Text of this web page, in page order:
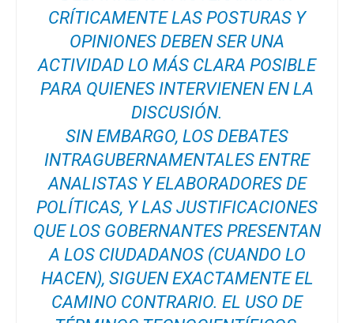
CRÍTICAMENTE LAS POSTURAS Y
OPINIONES DEBEN SER UNA
ACTIVIDAD LO MÁS CLARA POSIBLE
PARA QUIENES INTERVIENEN EN LA
DISCUSIÓN.
SIN EMBARGO, LOS DEBATES
INTRAGUBERNAMENTALES ENTRE
ANALISTAS Y ELABORADORES DE
POLÍTICAS, Y LAS JUSTIFICACIONES
QUE LOS GOBERNANTES PRESENTAN
A LOS CIUDADANOS (CUANDO LO
HACEN), SIGUEN EXACTAMENTE EL
CAMINO CONTRARIO. EL USO DE